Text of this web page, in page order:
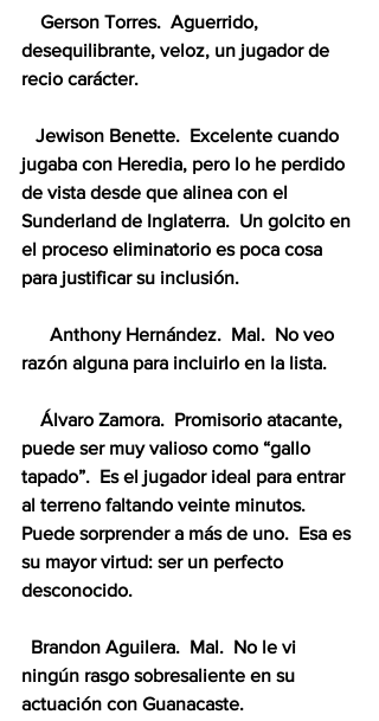
desequilibrante, veloz, un jugador de
recio carácter.
jugaba con Heredia, pero lo he perdido
de vista desde que alinea con el
Sunderland de Inglaterra.  Un golcito en
el proceso eliminatorio es poca cosa
para justificar su inclusión.
razón alguna para incluirlo en la lista.
puede ser muy valioso como “gallo
tapado”.  Es el jugador ideal para entrar
al terreno faltando veinte minutos.
Puede sorprender a más de uno.  Esa es
su mayor virtud: ser un perfecto
desconocido.
ningún rasgo sobresaliente en su
actuación con Guanacaste.